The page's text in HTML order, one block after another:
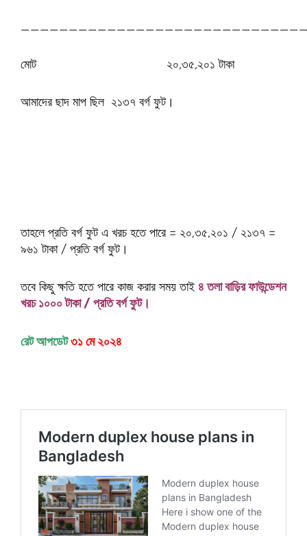
মোট ২০,৩৫,২০১ টাকা
আমাদের ছাদ মাপ ছিল ২১৩৭ বর্গ ফুট।
তাহলে প্রতি বর্গ ফুট এ খরচ হতে পারে = ২০,৩৫,২০১ / ২১৩৭ =
৯৬১ টাকা / প্রতি বর্গ ফুট।
তবে কিছু ক্ষতি হতে পারে কাজ করার সময় তাই ৪ তলা বাড়ির ফাউন্ডেশন
খরচ ১০০০ টাকা / প্রতি বর্গ ফুট।
রেট আপডেট৩১ মে ২০২৪